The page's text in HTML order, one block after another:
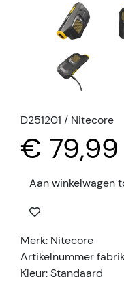
D251201 / Nitecore
€ 79,99
Aan winkelwagen
Merk: Nitecore
Artikelnummer
Kleur: Standaard